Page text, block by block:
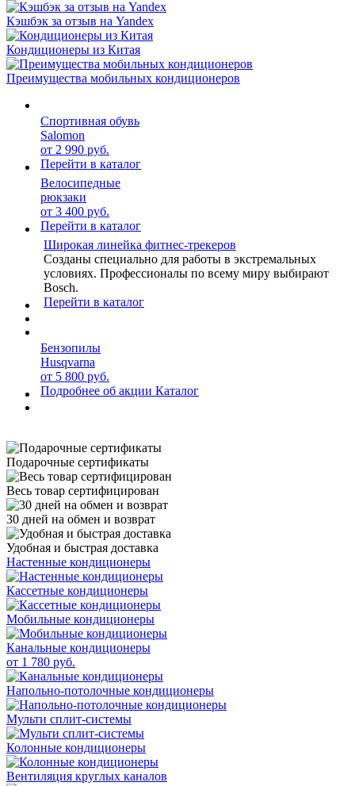
Кэшбэк за отзыв на Yandex
Кондиционеры из Китая
Преимущества мобильных кондиционеров
Спортивная обувь
Salomon
от 2 990 руб.
Перейти в каталог
Велосипедные
рюкзаки
от 3 400 руб.
Перейти в каталог
Широкая линейка фитнес-трекеров
Созданы специально для работы в экстремальных
условиях. Профессионалы по всему миру выбирают
Bosch.
Перейти в каталог
Бензопилы
Husqvarna
от 5 800 руб.
Подробнее об акции Каталог
Подарочные сертификаты
Весь товар сертифицирован
30 дней на обмен и возврат
Удобная и быстрая доставка
Настенные кондиционеры
Кассетные кондиционеры
Мобильные кондиционеры
Канальные кондиционеры
от 1 780 руб.
Напольно-потолочные кондиционеры
Мульти сплит-системы
Колонные кондиционеры
Вентиляция круглых каналов